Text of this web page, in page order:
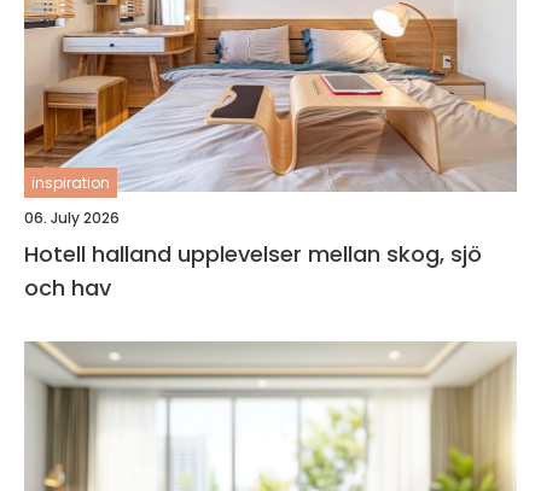
inspiration
06. July 2026
Hotell halland upplevelser mellan skog, sjö
och hav